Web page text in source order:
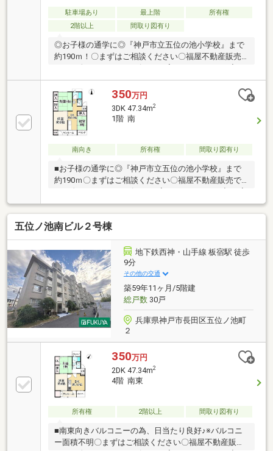
駐車場あり 最上階
所有権
2階以上
間取り図有り
◎お子様の通学に◎『神戸市立五位の池小学校』まで
約190ｍ！〇まずはご相談ください〇福屋不動産販売
家さがしの段取りを知りたい◆ご検討からご契約まで
の一連の流れをご説明します。初めての住まい購入の
ご参考にしてください♪◆ 予算を知りたい◆収入や家
賃から予算やローン金額のシミュレーションをしま
す。物件購入の際に不安となる諸費用や税金のことに
お答えします。その他リフォーム・住み替えのお悩み
など幅広くお手伝いさせていただきます。お家さがし
ルコニー面積確認中
350万円
3DK 47.34m2
1階 南
南向き 所有権 間取り図有り
■お子様の通学に◎『神戸市立五位の池小学校』まで
約190ｍ〇まずはご相談ください〇福屋不動産販売で
さがしの段取りを知りたい◆ご検討からご契約までの
一連の流れをご説明します。初めての住まい購入のご
参考にしてください♪◆ 予算を知りたい◆収入や家賃
から予算やローン金額のシミュレーションをします。
物件購入の際に不安となる諸費用や税金のことにお答
えします。その他リフォーム・住み替えのお悩みなど
幅広くお手伝いさせていただきます。お家さがしをし
始めてすぐの方もお気軽にお問合せください♪
五位ノ池南ビル２号棟
地下鉄西神・山手線 板宿駅 徒歩
9分
その他の交通
築59年11ヶ月/5階建
総戸数30戸
兵庫県神戸市長田区五位ノ池町
２
350万円
2DK 47.34m2
4階 南東
所有権 2階以上 間取り図有り
■南東向きバルコニーの為、日当たり良好♪※バルコニ
ー面積不明〇まずはご相談ください〇福屋不動産販売